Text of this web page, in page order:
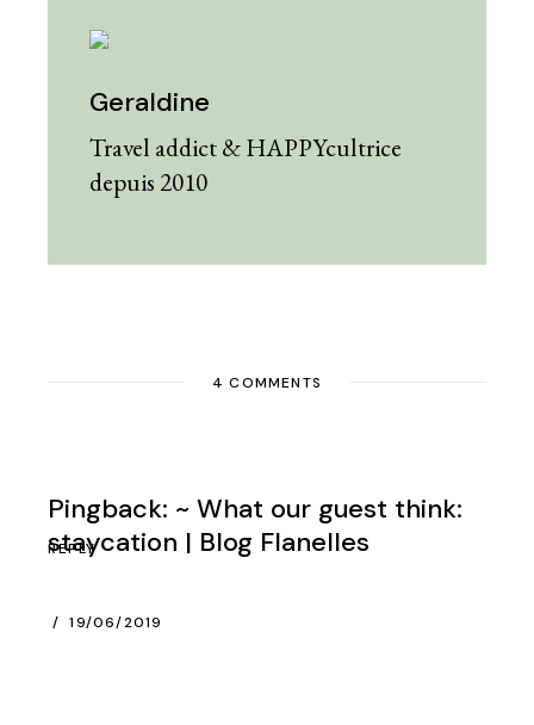
Geraldine
Travel addict & HAPPYcultrice
depuis 2010
4 COMMENTS
Pingback: ~ What our guest think:
staycation | Blog Flanelles
19/06/2019
REPLY